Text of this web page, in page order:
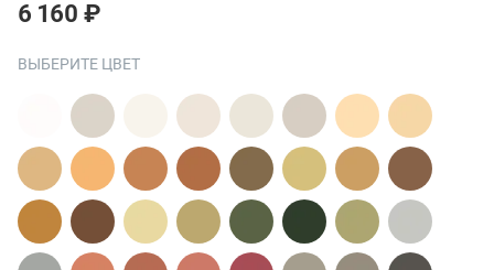
6 160 ₽
ВЫБЕРИТЕ ЦВЕТ